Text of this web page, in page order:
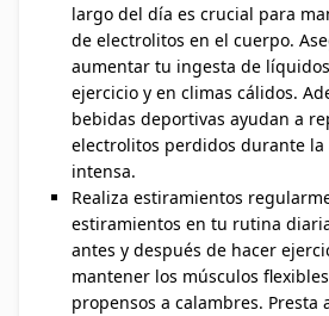
largo del día es crucial para
de electrolitos en el cuerpo.
aumentar tu ingesta de
ejercicio y en climas cálidos.
bebidas deportivas ayudan a
electrolitos perdidos durante la
intensa.
Realiza estiramientos
estiramientos en tu rutina
antes y después de hacer
mantener los músculos
propensos a calambres. Presta